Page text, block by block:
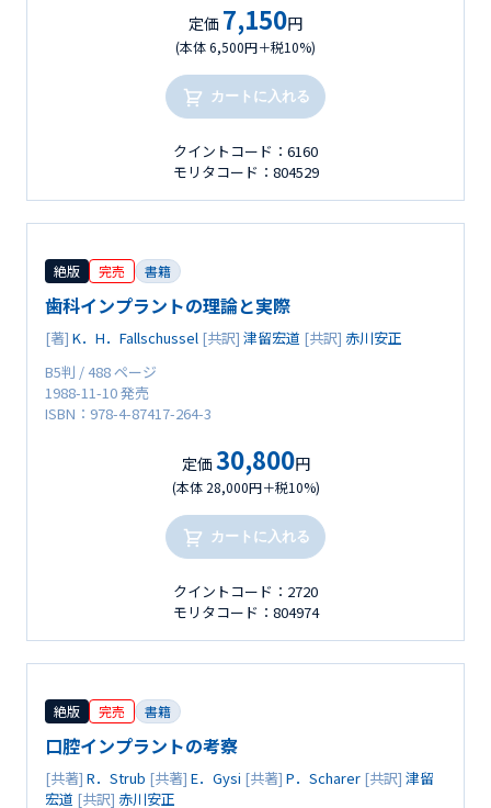
定価 7,150円
(本体 6,500円＋税10%)
カートに入れる
クイントコード：6160
モリタコード：804529
絶版 完売 書籍
歯科インプラントの理論と実際
[著] K．H．Fallschussel [共訳] 津留宏道 [共訳] 赤川安正
B5判 / 488 ページ
1988-11-10 発売
ISBN：978-4-87417-264-3
定価 30,800円
(本体 28,000円＋税10%)
カートに入れる
クイントコード：2720
モリタコード：804974
絶版 完売 書籍
口腔インプラントの考察
[共著] R．Strub [共著] E．Gysi [共著] P．Scharer [共訳] 津留
宏道 [共訳] 赤川安正